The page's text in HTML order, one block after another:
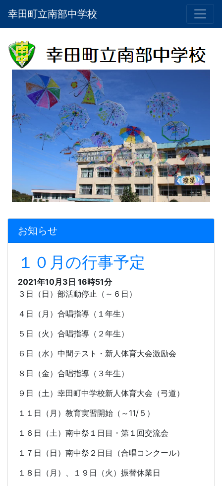
幸田町立南部中学校
お知らせ
１０月の行事予定
2021年10月3日 16時51分
３日（日）部活動停止（～６日）
４日（月）合唱指導（１年生）
５日（火）合唱指導（２年生）
６日（水）中間テスト・新人体育大会激励会
８日（金）合唱指導（３年生）
９日（土）幸田町中学校新人体育大会（弓道）
１１日（月）教育実習開始（～ 11/ ５）
１６日（土）南中祭１日目・第１回交流会
１７日（日）南中祭２日目（合唱コンクール）
１８日（月）、１９日（火）振替休業日